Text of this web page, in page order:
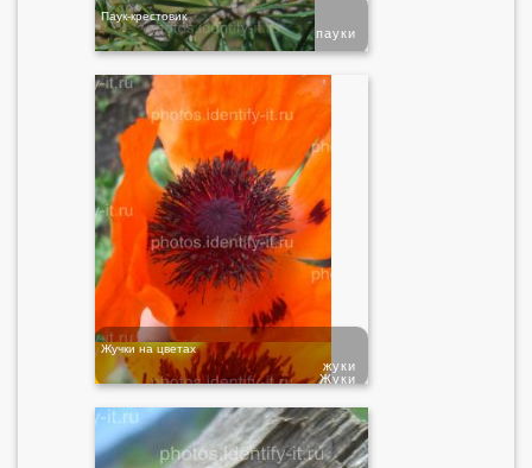
Паук-крестовик
пауки
Жучки на цветах
Жуки
жуки